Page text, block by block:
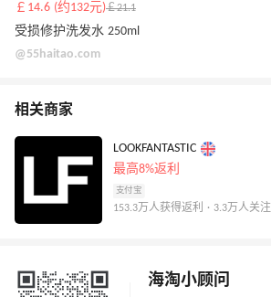
￡14.6 (约132元)￡21.1
受损修护洗发水 250ml
@55haitao.com
相关商家
LOOKFANTASTIC
最高8%返利
支付宝
153.3万人获得返利 · 3.3万人关注
海淘小顾问